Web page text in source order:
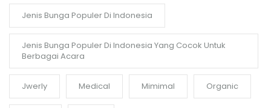
Jenis Bunga Populer Di Indonesia
Jenis Bunga Populer Di Indonesia Yang Cocok Untuk
Berbagai Acara
Jwerly Medical Mimimal Organic